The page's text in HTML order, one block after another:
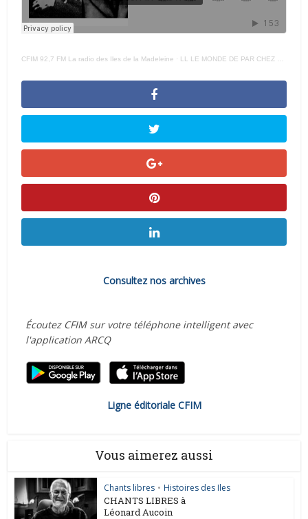
CFIM 92,7 FM La radio des Iles de la Madeleine · LL LE MONDE DE PAR CHEZ – NOUS La Parenté Court – 24 MAI 2022 –
Consultez nos archives
Écoutez CFIM sur votre téléphone intelligent avec
l'application ARCQ
Ligne éditoriale CFIM
Vous aimerez aussi
Chants libres • Histoires des Iles
CHANTS LIBRES à
Léonard Aucoin